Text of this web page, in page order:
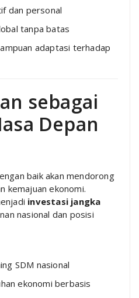
dan personal
tanpa batas
adaptasi terhadap
sebagai
Depan
baik akan mendorong
kemajuan ekonomi.
investasi jangka
nasional dan posisi
SDM nasional
ekonomi berbasis